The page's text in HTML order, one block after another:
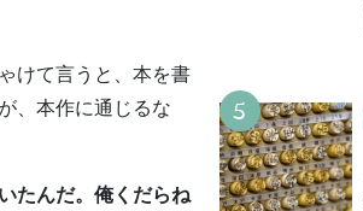
けて言うと、本を書
、本作に通じるな
たんだ。俺くだらね
5